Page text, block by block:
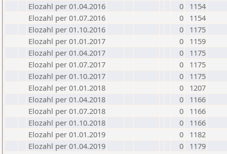
Elozahl per 01.04.2016
0
1154
Elozahl per 01.07.2016
0
1154
Elozahl per 01.10.2016
0
1175
Elozahl per 01.01.2017
0
1159
Elozahl per 01.04.2017
0
1175
Elozahl per 01.07.2017
0
1175
Elozahl per 01.10.2017
0
1175
Elozahl per 01.01.2018
0
1207
Elozahl per 01.04.2018
0
1166
Elozahl per 01.07.2018
0
1166
Elozahl per 01.10.2018
0
1166
Elozahl per 01.01.2019
0
1182
Elozahl per 01.04.2019
0
1179